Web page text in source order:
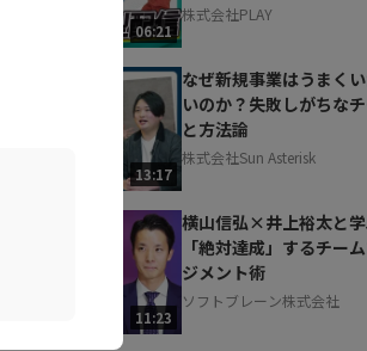
06:21
株式会社PLAY
13:17
なぜ新規事業はうまく
いのか？失敗しがちな
と方法論
株式会社Sun Asterisk
11:23
横山信弘×井上裕太と学
「絶対達成」するチー
ジメント術
ソフトブレーン株式会社